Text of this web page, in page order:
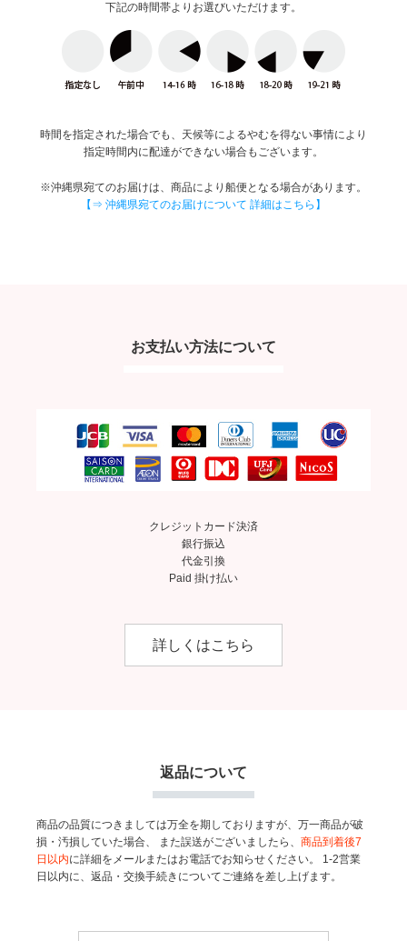
下記の時間帯よりお選びいただけます。
時間を指定された場合でも、天候等によるやむを得ない事情により
指定時間内に配達ができない場合もございます。
※沖縄県宛てのお届けは、商品により船便となる場合があります。
【⇒ 沖縄県宛てのお届けについて 詳細はこちら】
お支払い方法について
クレジットカード決済
銀行振込
代金引換
Paid 掛け払い
詳しくはこちら
返品について
商品の品質につきましては万全を期しておりますが、万一商品が破
損・汚損していた場合、
また誤送がございましたら、商品到着後7
日以内に詳細をメールまたはお電話でお知らせください。
1-2営業
日以内に、返品・交換手続きについてご連絡を差し上げます。